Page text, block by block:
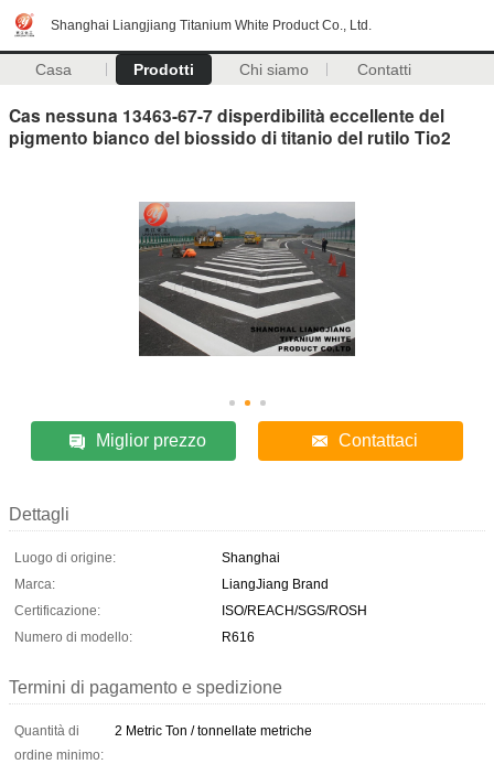
Shanghai Liangjiang Titanium White Product Co., Ltd.
Casa Prodotti Chi siamo Contatti
Cas nessuna 13463-67-7 disperdibilità eccellente del
pigmento bianco del biossido di titanio del rutilo Tio2
Miglior prezzo Contattaci
Dettagli
Luogo di origine:
Shanghai
Marca:
LiangJiang Brand
Certificazione:
ISO/REACH/SGS/ROSH
Numero di modello:
R616
Termini di pagamento e spedizione
Quantità di
ordine minimo:
2 Metric Ton / tonnellate metriche